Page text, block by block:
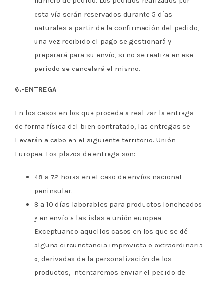
esta vía serán reservados durante 5 días
naturales a partir de la confirmación del pedido,
una vez recibido el pago se gestionará y
preparará para su envío, si no se realiza en ese
periodo se cancelará el mismo.
6.-ENTREGA
En los casos en los que proceda a realizar la entrega
de forma física del bien contratado, las entregas se
llevarán a cabo en el siguiente territorio: Unión
Europea. Los plazos de entrega son:
48 a 72 horas en el caso de envíos nacional
peninsular.
8 a 10 días laborables para productos loncheados
y en envío a las islas e unión europea
Exceptuando aquellos casos en los que se dé
alguna circunstancia imprevista o extraordinaria
o, derivadas de la personalización de los
productos, intentaremos enviar el pedido de